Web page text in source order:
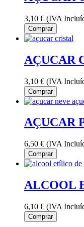
3,10 € (IVA
Comprar
AÇUCAR
3,10 € (IVA
Comprar
AÇUCAR
6,50 € (IVA
Comprar
ALCOOL
6,10 € (IVA
Comprar